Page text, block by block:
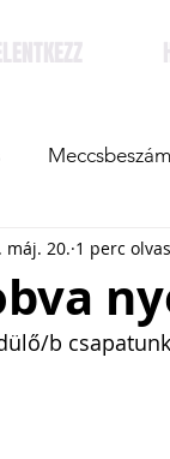
máj. 20. 1 perc
b